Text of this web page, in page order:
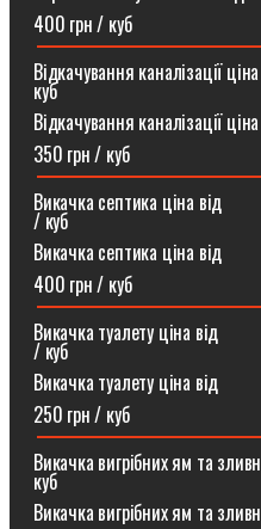
400 грн / куб
Відкачування
куб
Відкачування каналізації
350 грн / куб
Викачка септика ціна
/ куб
Викачка септика ціна від
400 грн / куб
Викачка туалету ціна
/ куб⠀
Викачка туалету ціна від
250 грн / куб
Викачка вигрібних ям та
куб
Викачка вигрібних ям та